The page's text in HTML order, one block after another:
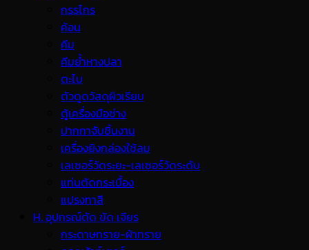
กรรไกร
ค้อน
คีม
คีมย้ำหางปลา
ตะไบ
ตัวดูดวัสดุผิวเรียบ
ตู้เครื่องมือช่าง
ปากกาจับชิ้นงาน
เครื่องยิงกล่องใช้ลม
เลเซอร์วัดระยะ-เลเซอร์วัดระดับ
แท่นตัดกระเบื้อง
แปรงทาสี
H. อุปกรณ์ตัด ขัด เจียร
กระดาษทราย-ผ้าทราย